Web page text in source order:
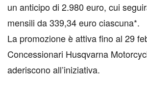
un anticipo di 2.980 euro, cui
mensili da 339,34 euro ciascuna*.
La promozione è attiva fino al 29
Concessionari Husqvarna
aderiscono all’iniziativa.